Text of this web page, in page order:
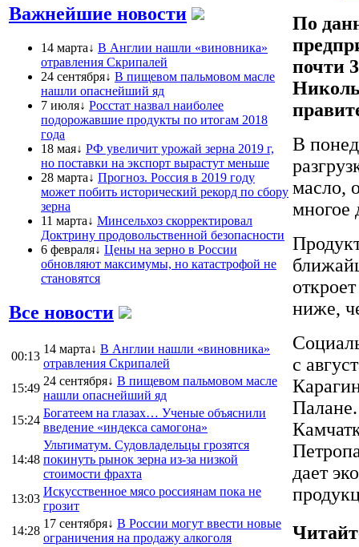
Важнейшие новости
14 марта↓ В Англии нашли «виновника»
отравления Скрипалей
24 сентября↓ В пищевом пальмовом масле
нашли опаснейший яд
7 июля↓ Росстат назвал наиболее
подорожавшие продукты по итогам 2018
года
18 мая↓ РФ увеличит урожай зерна 2019 г,
но поставки на экспорт вырастут меньше
28 марта↓ Прогноз. Россия в 2019 году
может побить исторический рекорд по сбору
зерна
11 марта↓ Минсельхоз скорректировал
Доктрину продовольственной безопасности
6 февраля↓ Цены на зерно в России
обновляют максимумы, но катастрофой не
становятся
Все новости
00:13
14 марта↓ В Англии нашли «виновника»
отравления Скрипалей
15:49
24 сентября↓ В пищевом пальмовом масле
нашли опаснейший яд
15:24
Богатеем на глазах… Ученые объяснили
введение «индекса самогона»
14:48
Ультиматум. Судовладельцы грозятся
покинуть рынок зерна из-за низкой
стоимости фрахта
13:03
Искусственное мясо россиянам пока не
грозит
14:28
17 сентября↓ В России могут ввести новые
ограничения на продажу алкоголя
По
почти
В
масло,
многое
ниже,
с
дает